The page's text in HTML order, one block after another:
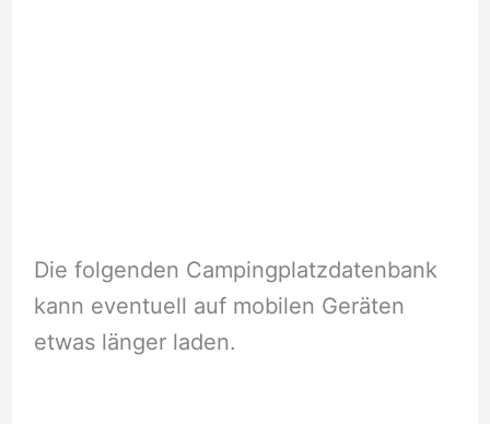
Die folgenden Campingplatzdatenbank
kann eventuell auf mobilen Geräten
etwas länger laden.